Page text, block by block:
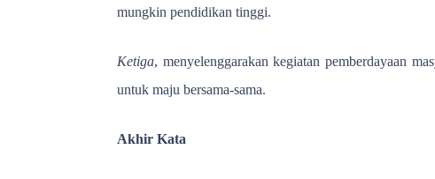
mungkin pendidikan tinggi.
Ketiga, menyelenggarakan kegiatan pemberdayaan
untuk maju bersama-sama.
Akhir Kata